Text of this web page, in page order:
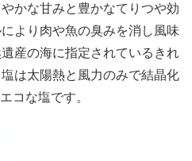
かな甘みと豊かなてりつや効
より肉や魚の臭みを消し風味
産の海に指定されているきれ
は太陽熱と風力のみで結晶化
コな塩です。